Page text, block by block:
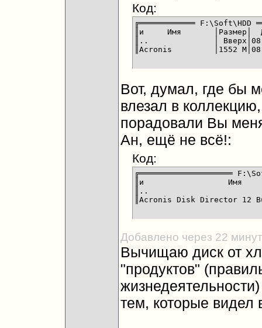
Код:
╔════════════ F:\Soft\HDD
║и     Имя       │Размер│
║..              │
║Acronis         │1552
Вот, думал, где бы
влезал в
порадовали Вы
Ан, ещё не всё!:
Код:
╔════════════════════
║и                  Имя
║..
║Acronis Disk Director 12
Добавлено через 22
Вычищаю диск от
"продуктов"
тем, которые видел